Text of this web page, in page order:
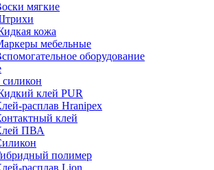
мягкие
кожа
мебельные
оборудование
клей PUR
расплав Hranipex
клей
ПВА
полимер
расплав Lion